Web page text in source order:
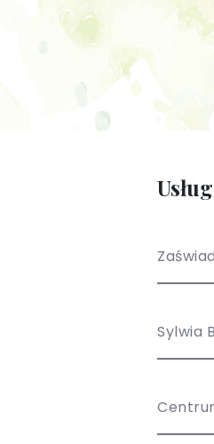
(PL / EN)
Sylwia